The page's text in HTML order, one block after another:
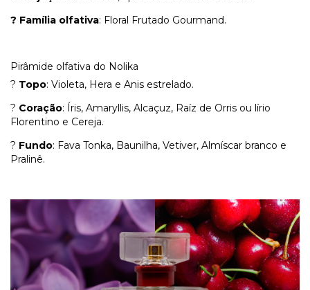
? Família olfativa: Floral Frutado Gourmand.
Pirâmide olfativa do Nolika
? Topo: Violeta, Hera e Anis estrelado.
? Coração: Íris, Amaryllis, Alcaçuz, Raíz de Orris ou lírio
Florentino e Cereja.
? Fundo: Fava Tonka, Baunilha, Vetiver, Almíscar branco e
Pralinê.